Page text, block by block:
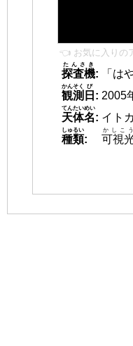
👈 お気に入りの
探査機
たんさき
:
「は
観測
かんそく
日
び
: 2005
天体名
てんたいめい
: イト
種類
しゅるい
: 可視
かしこう